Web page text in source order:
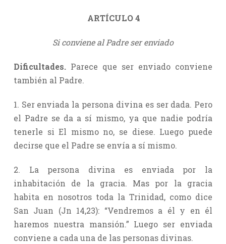
ARTÍCULO 4
Si conviene al Padre ser enviado
Dificultades.Parece que ser enviado conviene
también al Padre.
1. Ser enviada la persona divina es ser dada. Pero
el Padre se da a sí mismo, ya que nadie podría
tenerle si El mismo no, se diese. Luego puede
decirse que el Padre se envía a sí mismo.
2. La persona divina es enviada por la
inhabitación de la gracia. Mas por la gracia
habita en nosotros toda la Trinidad, como dice
San Juan (Jn 14,23): “Vendremos a él y en él
haremos nuestra mansión.” Luego ser enviada
conviene a cada una de las personas divinas.